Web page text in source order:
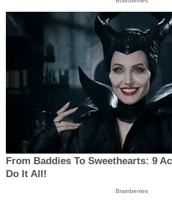
From Baddies To Sweethearts: 9
Do It All!
Brainberries